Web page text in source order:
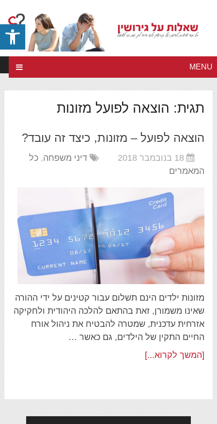
פתח
MENU
תגית: הוצאה לפועל מזונות
הוצאה לפועל – מזונות, כיצד זה עובד?
18 בנובמבר 2018 דיני משפחה,כל
המאמרים
מזונות ילדים הינם תשלום עבור קטינים על ידי ההורה
שאינו משמורן, זאת בהתאם להלכה היהודית ולחקיקה
אזרחית עדכנית, שמטרה להבטיח את ניהול אורח
החיים התקין של הילדים, גם כאשר …
[המשך לקרוא...]